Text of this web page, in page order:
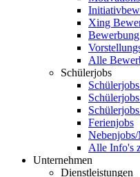
Xing
Alle
Schülerjobs
Ferienjobs
Alle Info's
Unternehmen
Dienstleistungen